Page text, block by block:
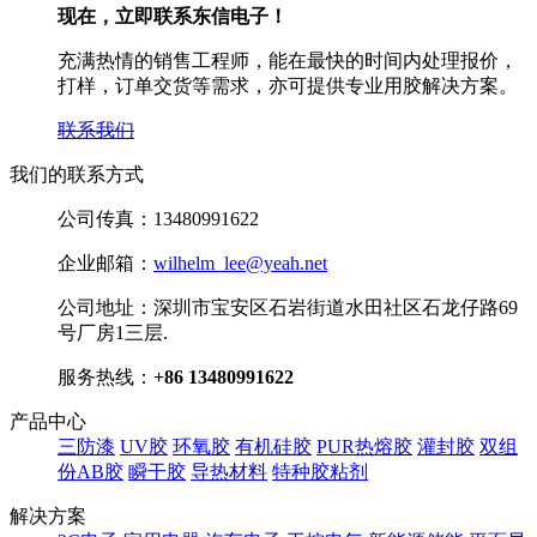
现在，立即联系东信电子！
充满热情的销售工程师，能在最快的时间内处理报价，
打样，订单交货等需求，亦可提供专业用胶解决方案。
联系我们
我们的联系方式
公司传真： 13480991622
企业邮箱： wilhelm_lee@yeah.net
公司地址： 深圳市宝安区石岩街道水田社区石龙仔路69
号厂房1三层.
服务热线： +86 13480991622
产品中心
三防漆 UV胶 环氧胶 有机硅胶 PUR热熔胶 灌封胶 双组
份AB胶 瞬干胶 导热材料 特种胶粘剂
解决方案